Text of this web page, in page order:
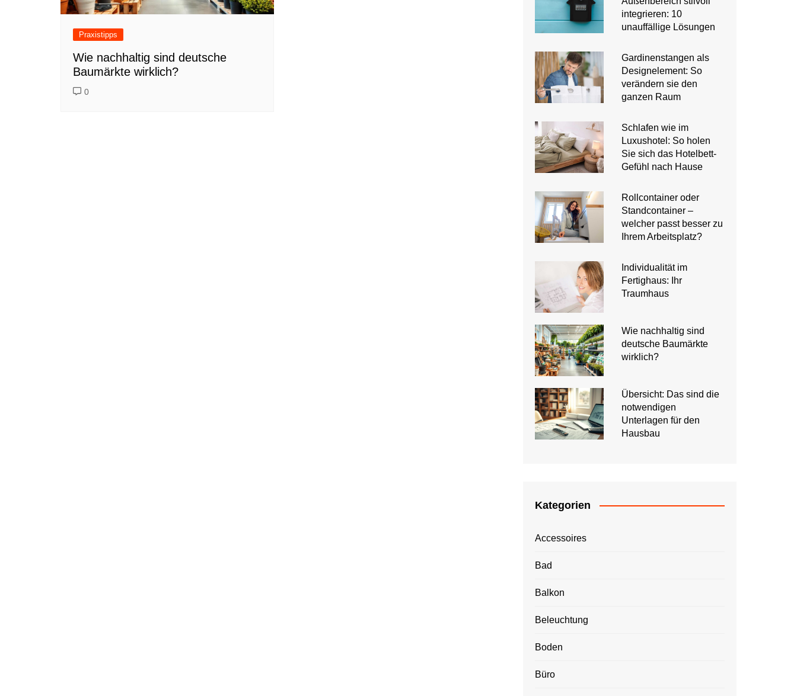
Praxistipps
Wie nachhaltig sind deutsche
Baumärkte wirklich?
0
integrieren: 10
unauffällige Lösungen
Gardinenstangen als
Designelement: So
verändern sie den
ganzen Raum
Schlafen wie im
Luxushotel: So holen
Sie sich das Hotelbett-
Gefühl nach Hause
Rollcontainer oder
Standcontainer –
welcher passt besser zu
Ihrem Arbeitsplatz?
Individualität im
Fertighaus: Ihr
Traumhaus
Wie nachhaltig sind
deutsche Baumärkte
wirklich?
Übersicht: Das sind die
notwendigen
Unterlagen für den
Hausbau
Kategorien
Accessoires
Bad
Balkon
Beleuchtung
Boden
Büro